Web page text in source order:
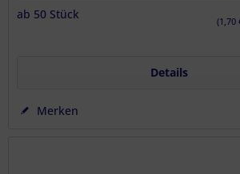
ab 50 Stück (1,70
Details
Merken